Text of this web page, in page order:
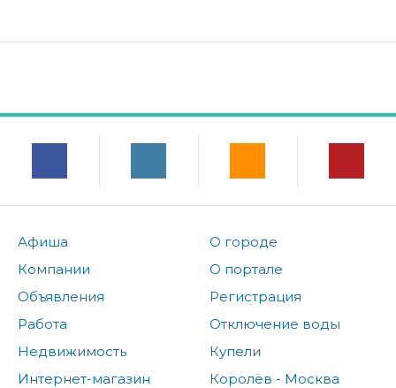
Афиша
Компании
Объявления
Работа
Недвижимость
Интернет-магазин
О городе
О портале
Регистрация
Отключение воды
Купели
Королёв - Москва